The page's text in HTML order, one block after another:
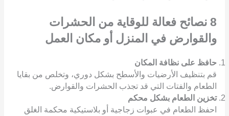
8 نصائح فعالة للوقاية من الحشرات
والقوارض في المنزل أو مكان العمل
حافظ على نظافة المكان
قم بتنظيف الأرضيات والأسطح بشكل دوري، وتخلص من بقايا
الطعام والفتات التي قد تجذب الحشرات والقوارض.
تخزين الطعام بشكل محكم
احفظ الطعام في عبوات زجاجية أو بلاستيكية محكمة الغلق